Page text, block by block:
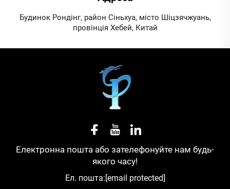
Будинок Рондінг, район Сіньхуа, місто Шіцзячжуань,
провінція Хебей, Китай
Електронна пошта або зателефонуйте нам будь-
якого часу!
Ел. пошта:[email protected]